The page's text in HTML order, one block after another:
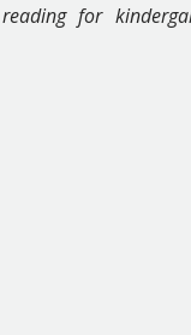
for